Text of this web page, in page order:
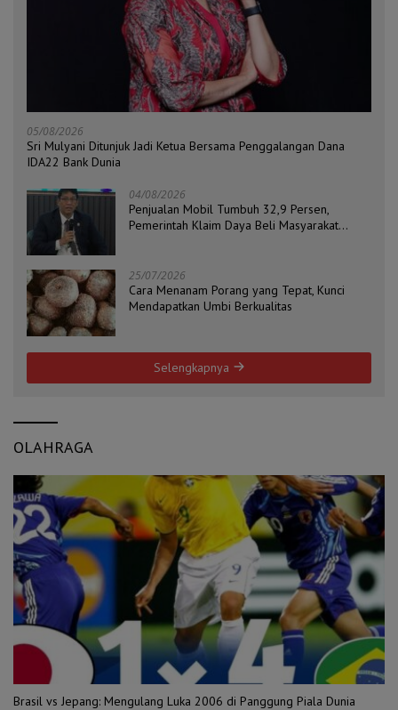
05/08/2026
Sri Mulyani Ditunjuk Jadi Ketua Bersama Penggalangan Dana
IDA22 Bank Dunia
04/08/2026
Penjualan Mobil Tumbuh 32,9 Persen,
Pemerintah Klaim Daya Beli Masyarakat
25/07/2026
Cara Menanam Porang yang Tepat, Kunci
Mendapatkan Umbi Berkualitas
Selengkapnya
OLAHRAGA
Brasil vs Jepang: Mengulang Luka 2006 di Panggung Piala Dunia